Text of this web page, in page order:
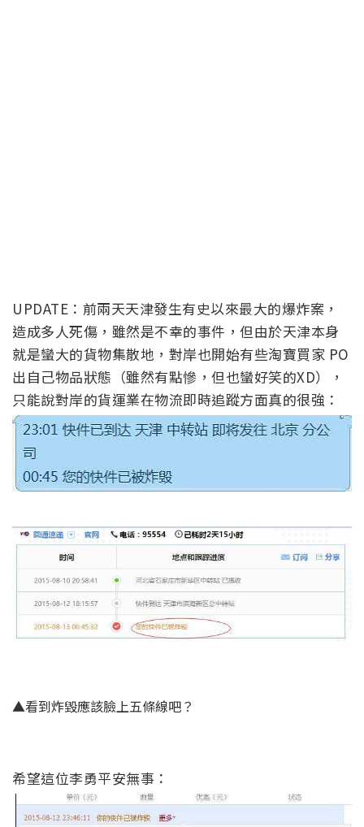
UPDATE：前兩天天津發生有史以來最大的爆炸案，
造成多人死傷，雖然是不幸的事件，但由於天津本身
就是蠻大的貨物集散地，對岸也開始有些淘寶買家 PO
出自己物品狀態（雖然有點慘，但也蠻好笑的XD），
只能說對岸的貨運業在物流即時追蹤方面真的很強：
▲看到炸毀應該臉上五條線吧？
希望這位李勇平安無事：